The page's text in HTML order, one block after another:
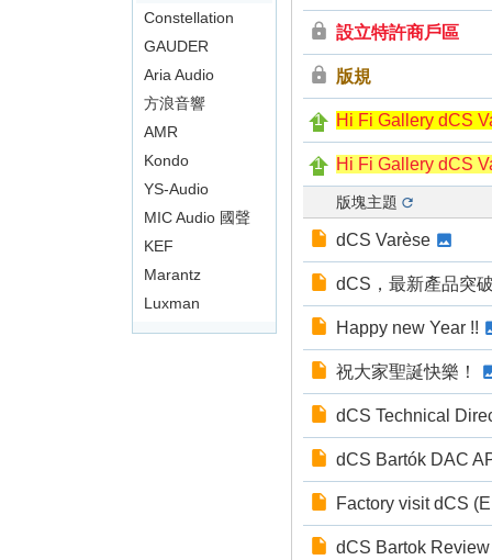
俱
樂
部
Constellation
GAUDER
AKUSTIK
Aria Audio
方浪音響
AMR
Kondo
YS-Audio
MIC Audio 國聲
KEF
Marantz
Luxman
設立特許商戶區
版規
Hi Fi Gallery dCS
Hi Fi Gallery dCS
版塊主題
dCS Varèse
dCS，最新產品突
Happy new Year !!
祝大家聖誕快樂！
dCS Technical
dCS Bartók DAC
Factory visit dCS
dCS Bartok Review